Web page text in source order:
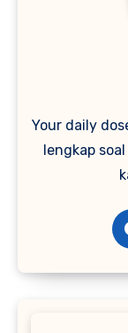
Your daily
lengkap